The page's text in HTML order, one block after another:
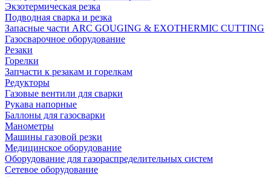
Экзотермическая резка
Подводная сварка и резка
Запасные части ARC GOUGING & EXOTHERMIC CUTTING
Газосварочное оборудование
Резаки
Горелки
Запчасти к резакам и горелкам
Редукторы
Газовые вентили для сварки
Рукава напорные
Баллоны для газосварки
Манометры
Машины газовой резки
Медицинское оборудование
Оборудование для газораспределительных систем
Сетевое оборудование